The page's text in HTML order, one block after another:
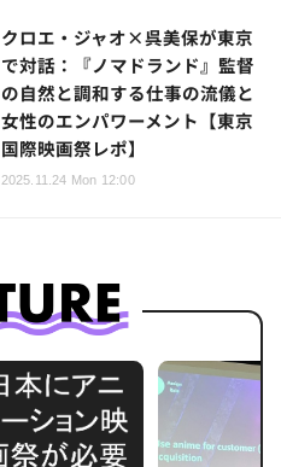
クロエ・ジャオ×呉美保が東京
で対話：『ノマドランド』監督
の自然と調和する仕事の流儀と
女性のエンパワーメント【東京
国際映画祭レポ】
2025.11.24 Mon 12:00